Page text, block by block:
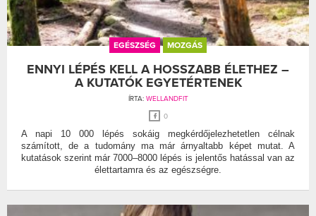
EGÉSZSÉG MOZGÁS
ENNYI LÉPÉS KELL A HOSSZABB ÉLETHEZ –
A KUTATÓK EGYETÉRTENEK
ÍRTA: WELLANDFIT
0
A napi 10 000 lépés sokáig megkérdőjelezhetetlen célnak
számított, de a tudomány ma már árnyaltabb képet mutat. A
kutatások szerint már 7000–8000 lépés is jelentős hatással van az
élettartamra és az egészségre.